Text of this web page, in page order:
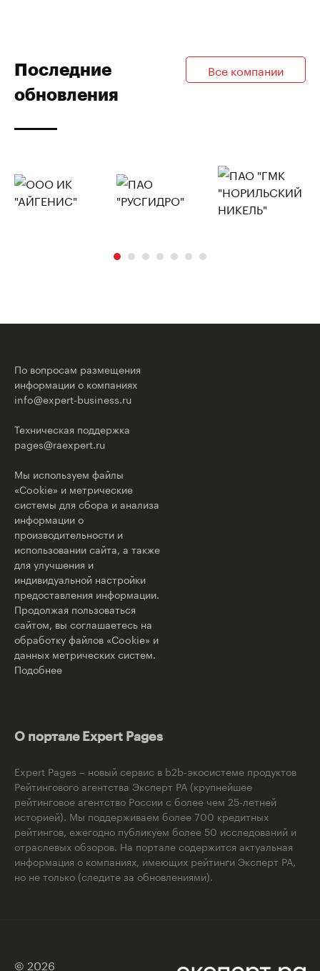
Последние
обновления
Все компании
По вопросам размещения
информации о компаниях
info@expert-business.ru
Техническая поддержка
pages@raexpert.ru
Мы используем файлы
«Cookie» и метрические
системы для сбора и анализа
информации о
производительности и
использовании сайта, а также
для улучшения и
индивидуальной настройки
предоставления информации.
Продолжая пользоваться
сайтом, вы соглашаетесь на
обработку файлов «Cookie» и
данных метрических систем.
Подобнее
О портале Expert Pages
Expert Pages – новый сервис в b2b-экосистеме продуктов
Рейтингового агентства Эксперт РА (крупнейшее
рейтинговое агентство России с более чем 25-летней
историей). Мы поддерживаем более 700 кредитных
рейтингов, ежегодно публикуем более 50 исследований и
отраслевых обзоров. На портале содержится актуальная
информация о компаниях, имеющих рейтинги Эксперт РА,
но не только (следите за обновлениями).
© 2026